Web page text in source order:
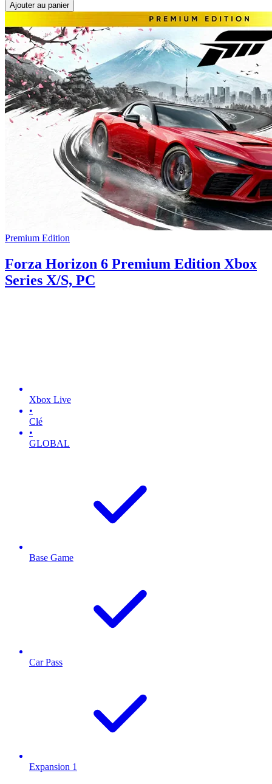
Ajouter au panier
Premium Edition
Forza Horizon 6 Premium Edition Xbox
Series X/S, PC
Xbox Live
•
Clé
•
GLOBAL
Base Game
Car Pass
Expansion 1